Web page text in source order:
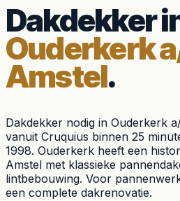
Dakdekker
Ouderkerk
Amstel.
Dakdekker nodig in Ouderkerk
vanuit Cruquius binnen 25
1998. Ouderkerk heeft een
Amstel met klassieke
lintbebouwing. Voor
een complete dakrenovatie.